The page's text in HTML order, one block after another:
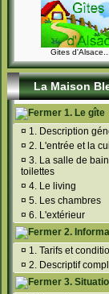
Gites d'Alsace...
La Maison
1. Le gîte
¤ 1. Description
¤ 2. L'entrée et la
¤ 3. La salle de
toilettes
¤ 4. Le living
¤ 5. Les chambres
¤ 6. L'extérieur
2.
¤ 1. Tarifs et
¤ 2. Descriptif
3.